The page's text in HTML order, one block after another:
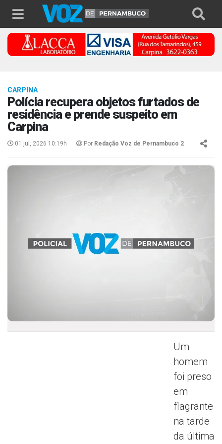
CARPINA
Polícia recupera objetos furtados de
residência e prende suspeito em
Carpina
01 jul, 2026 10:19h Por Redação Voz de Pernambuco 2
Um
homem
foi preso
em
flagrante
na tarde
da última